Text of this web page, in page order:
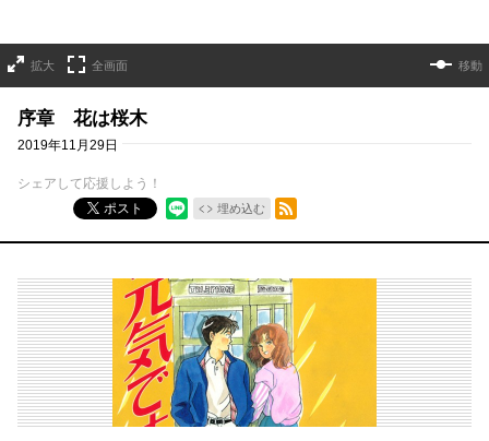
拡大 全画面 移動
序章 花は桜木
2019年11月29日
シェアして応援しよう！
ポスト
埋め込む
RSSフィード